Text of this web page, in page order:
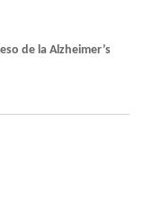
de la Alzheimer’s